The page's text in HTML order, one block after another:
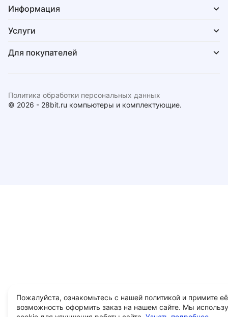
Информация
Услуги
Для покупателей
© 2026 - 28bit.ru компьютеры и комплектующие.
Политика обработки персональных данных
Пожалуйста, ознакомьтесь с нашей политикой и примите
возможность оформить заказ на нашем сайте. Мы